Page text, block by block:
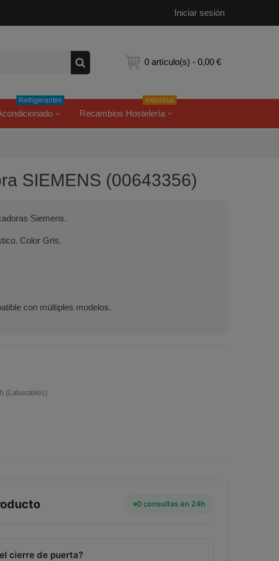
Iniciar sesión
0 artículo(s) - 0,00 €
Refrigerantes
Recambios Hostelería
Industrial
SIEMENS (00643356)
Siemens.
Color Gris.
con múltiples modelos.
(Laborables)
0 consultas en 24h
cierre de puerta?